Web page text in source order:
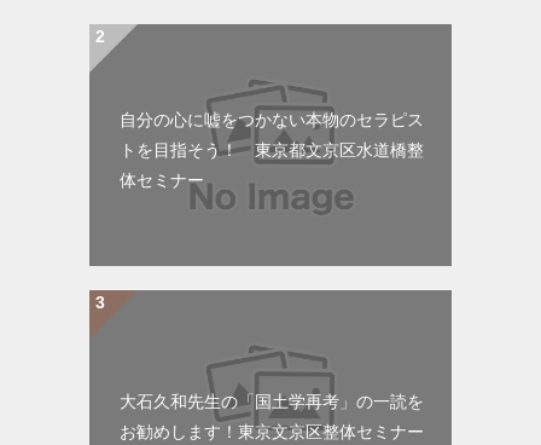
自分の心に嘘をつかない本物のセラピス
トを目指そう！ 東京都文京区水道橋整
体セミナー
大石久和先生の「国土学再考」の一読を
お勧めします！東京文京区整体セミナー